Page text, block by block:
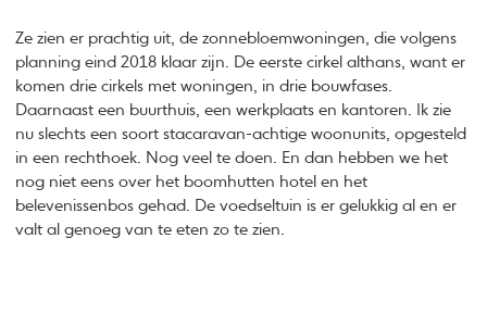
Ze zien er prachtig uit, de zonnebloemwoningen, die volgens
planning eind 2018 klaar zijn. De eerste cirkel althans, want er
komen drie cirkels met woningen, in drie bouwfases.
Daarnaast een buurthuis, een werkplaats en kantoren. Ik zie
nu slechts een soort stacaravan-achtige woonunits, opgesteld
in een rechthoek. Nog veel te doen. En dan hebben we het
nog niet eens over het boomhutten hotel en het
belevenissenbos gehad. De voedseltuin is er gelukkig al en er
valt al genoeg van te eten zo te zien.